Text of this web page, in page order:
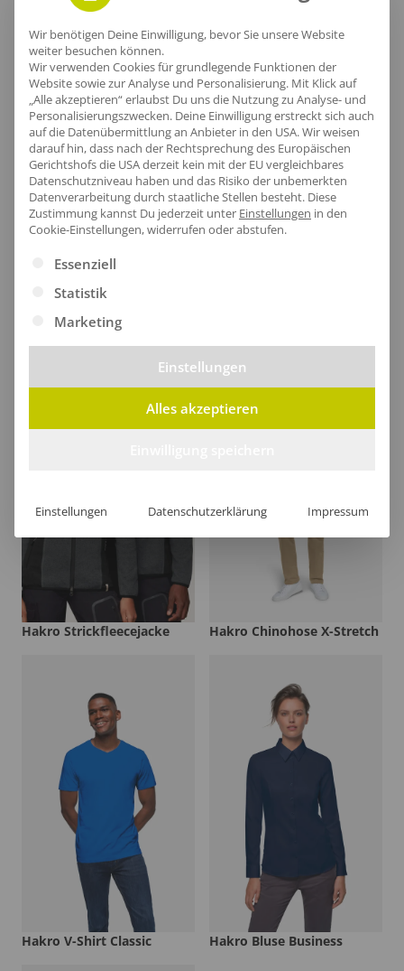
Lieferzeit
[jgm-review-widget]
Kundenprojekte
Kombi Produkte
Hakro Strickfleecejacke Hakro Chinohose X-Stretch
Hakro V-Shirt Classic Hakro Bluse Business
Wir benötigen Deine Einwilligung, bevor Sie unsere Website
weiter besuchen können.
Wir verwenden Cookies für grundlegende Funktionen der
Website sowie zur Analyse und Personalisierung. Mit Klick auf
„Alle akzeptieren“ erlaubst Du uns die Nutzung zu Analyse- und
Personalisierungszwecken. Deine Einwilligung erstreckt sich auch
auf die Datenübermittlung an Anbieter in den USA. Wir weisen
darauf hin, dass nach der Rechtsprechung des Europäischen
Gerichtshofs die USA derzeit kein mit der EU vergleichbares
Datenschutzniveau haben und das Risiko der unbemerkten
Datenverarbeitung durch staatliche Stellen besteht. Diese
Zustimmung kannst Du jederzeit unter Einstellungen in den
Cookie-Einstellungen, widerrufen oder abstufen.
Es folgt eine Liste der Service-Gruppen, für die eine
Essenziell
Statistik
Marketing
Einstellungen
Alles akzeptieren
Einstellungen Datenschutzerklärung Impressum